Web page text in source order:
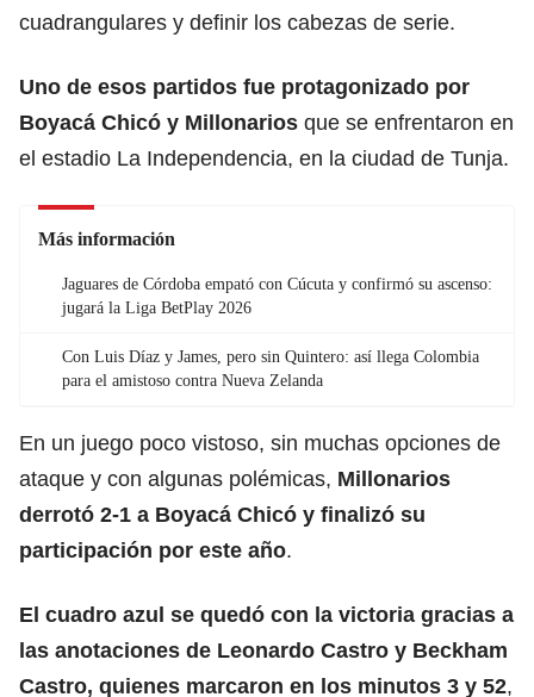
cuadrangulares y definir los cabezas de serie.
Uno de esos partidos fue protagonizado por
Boyacá Chicó y Millonarios que se enfrentaron en
el estadio La Independencia, en la ciudad de Tunja.
Más información
Jaguares de Córdoba empató con Cúcuta y confirmó su ascenso:
jugará la Liga BetPlay 2026
Con Luis Díaz y James, pero sin Quintero: así llega Colombia
para el amistoso contra Nueva Zelanda
En un juego poco vistoso, sin muchas opciones de
ataque y con algunas polémicas, Millonarios
derrotó 2-1 a Boyacá Chicó y finalizó su
participación por este año.
El cuadro azul se quedó con la victoria gracias a
las anotaciones de Leonardo Castro y Beckham
Castro, quienes marcaron en los minutos 3 y 52,